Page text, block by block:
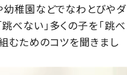
稚園などでなわとびやダ
べない」多くの子を「跳べ
むためのコツを聞きまし